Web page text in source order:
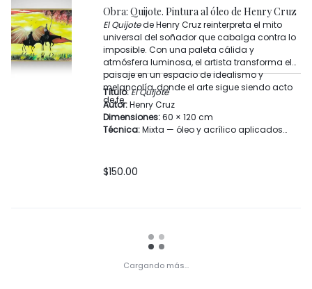
naturaleza simbólica
Firma:Henry Cruz
El Quijotede Henry Cruz reinterpreta el mito
universal del soñador que cabalga contra lo
imposible. Con una paleta cálida y
atmósfera luminosa, el artista transforma el
paisaje en un espacio de idealismo y
melancolía, donde el arte sigue siendo acto
de fe.
Título:El Quijote
Autor:Henry Cruz
Dimensiones:60 × 120 cm
Técnica:Mixta — óleo y acrílico aplicados
Categoría:
Materiales:
Henry Cruz
Obra: Quijote. Pintura al óleo de Henry Cruz
$150.00
Cargando más...